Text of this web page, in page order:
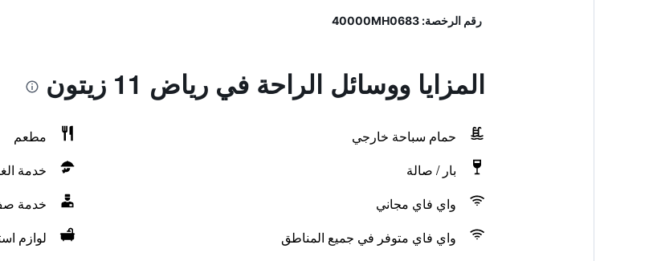
رقم الرخصة: 40000MH0683
المزايا ووسائل الراحة في رياض 11 زيتون
حمام سباحة خارجي
مطعم
بار / صالة
خدمة
واي فاي مجاني
خدمة
واي فاي متوفر في جميع المناطق
لوازم